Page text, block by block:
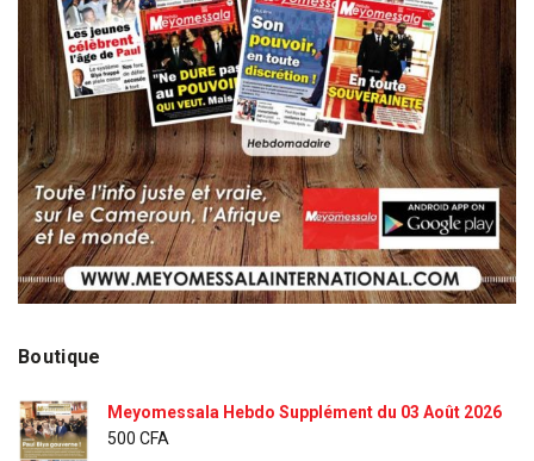
Boutique
Meyomessala Hebdo Supplément du 03 Août 2026
500 CFA